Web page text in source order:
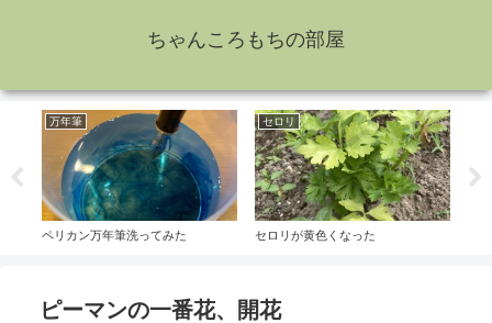
ちゃんころもちの部屋
万年筆
ペリカン万年筆洗ってみた
セロリ
セロリが黄色くなった
ピーマンの一番花、開花